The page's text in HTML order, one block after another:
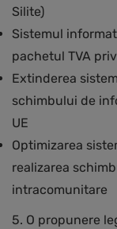
Silite)
Sistemul
pachetul TVA
Extinderea
schimbului de
UE
Optimizarea
realizarea
intracomunitare
5. O propunere